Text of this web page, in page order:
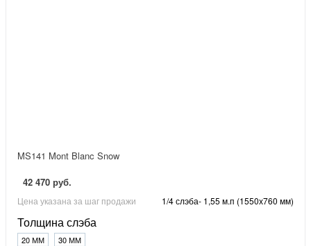
MS141 Mont Blanc Snow
42 470 руб.
Цена указана за шаг продажи 1/4 слэба- 1,55 м.п (1550х760 мм)
Толщина слэба
20 ММ 30 ММ